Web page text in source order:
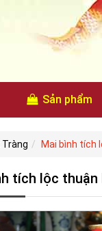
Sản phẩm
Mai bình tích
tích lộc